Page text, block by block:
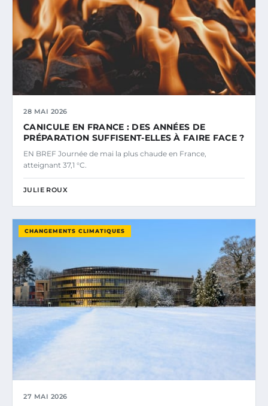
28 MAI 2026
CANICULE EN FRANCE : DES ANNÉES DE
PRÉPARATION SUFFISENT-ELLES À FAIRE FACE ?
EN BREF Journée de mai la plus chaude en France,
atteignant 37,1 °C.
JULIE ROUX
CHANGEMENTS CLIMATIQUES
27 MAI 2026